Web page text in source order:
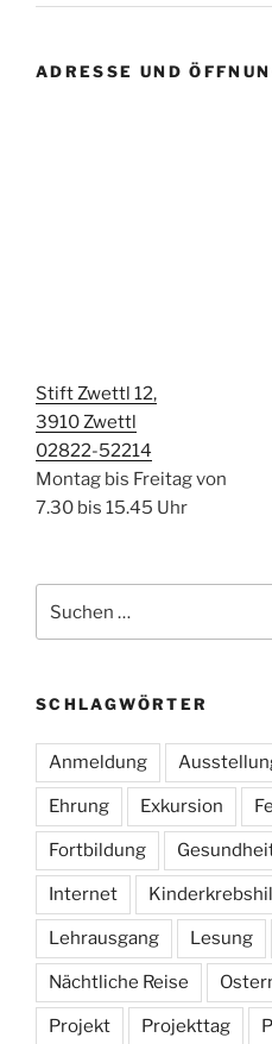
ADRESSE UND
Stift Zwettl 12,
3910 Zwettl
02822-52214
Montag bis Freitag von
7.30 bis 15.45 Uhr
nach:
SCHLAGWÖRTER
Anmeldung
Ehrung Exkursion
Fortbildung
Internet
Lehrausgang Lesung
Nächtliche Reise
Projekt Projekttag